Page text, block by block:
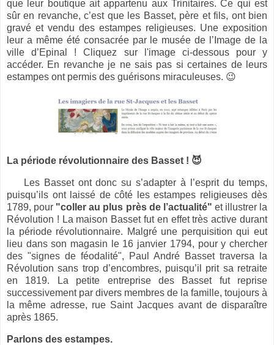
que leur boutique ait appartenu aux Trinitaires. Ce qui est
sûr en revanche, c’est que les Basset, père et fils, ont bien
gravé et vendu des estampes religieuses. Une exposition
leur a même été consacrée par le musée de l’Image de la
ville d’Epinal ! Cliquez sur l'image ci-dessous pour y
accéder. En revanche je ne sais pas si certaines de leurs
estampes ont permis des guérisons miraculeuses. 😉
La période révolutionnaire des Basset ! 😈
Les Basset ont donc su s’adapter à l’esprit du temps,
puisqu’ils ont laissé de côté les estampes religieuses dès
1789, pour "coller au plus près de l’actualité" et illustrer la
Révolution ! La maison Basset fut en effet très active durant
la période révolutionnaire. Malgré une perquisition qui eut
lieu dans son magasin le 16 janvier 1794, pour y chercher
des "signes de féodalité", Paul André Basset traversa la
Révolution sans trop d’encombres, puisqu’il prit sa retraite
en 1819. La petite entreprise des Basset fut reprise
successivement par divers membres de la famille, toujours à
la même adresse, rue Saint Jacques avant de disparaître
après 1865.
Parlons des estampes.